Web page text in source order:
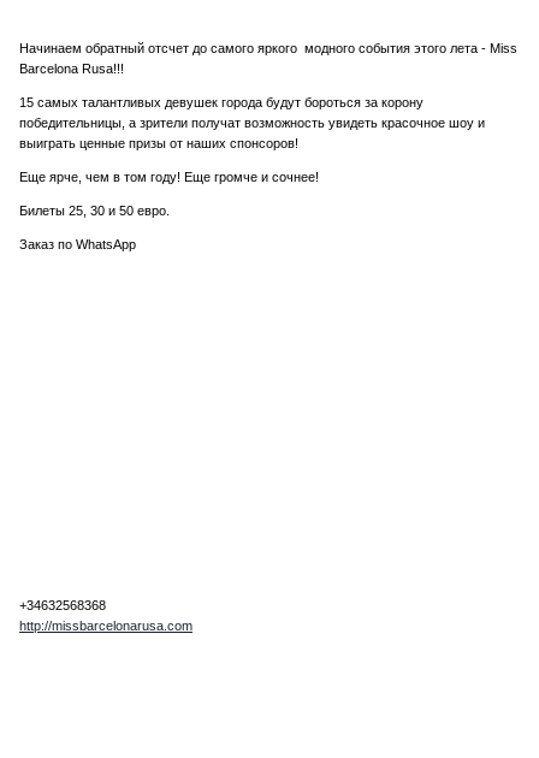
Начинаем обратный отсчет до самого яркого модного события этого лета - Miss
Barcelona Rusa!!!
15 самых талантливых девушек города будут бороться за корону
победительницы, а зрители получат возможность увидеть красочное шоу и
выиграть ценные призы от наших спонсоров!
Еще ярче, чем в том году! Еще громче и сочнее!
Билеты 25, 30 и 50 евро.
Заказ по WhatsApp
+34632568368
http://missbarcelonarusa.com